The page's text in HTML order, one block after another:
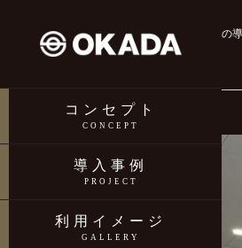
コンセプト
CONCEPT
導入事例
PROJECT
利用イメージ
GALLERY
FOGMO TOP 大阪市 FOGMOの